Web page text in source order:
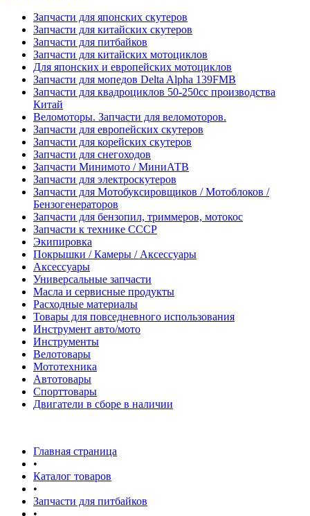
Запчасти для японских скутеров
Запчасти для китайских скутеров
Запчасти для питбайков
Запчасти для китайских мотоциклов
Для японских и европейских мотоциклов
Запчасти для мопедов Delta Alpha 139FMB
Запчасти для квадроциклов 50-250сс производства
Китай
Веломоторы. Запчасти для веломоторов.
Запчасти для европейских скутеров
Запчасти для корейских скутеров
Запчасти для снегоходов
Запчасти Минимото / МиниАТВ
Запчасти для электроскутеров
Запчасти для Мотобуксировщиков / Мотоблоков /
Бензогенераторов
Запчасти для бензопил, триммеров, мотокос
Запчасти к технике СССР
Экипировка
Покрышки / Камеры / Аксессуары
Аксессуары
Универсальные запчасти
Масла и сервисные продукты
Расходные материалы
Товары для повседневного использования
Инструмент авто/мото
Инструменты
Велотовары
Мототехника
Автотовары
Спорттовары
Двигатели в сборе в наличии
Главная страница
•
Каталог товаров
•
Запчасти для питбайков
•